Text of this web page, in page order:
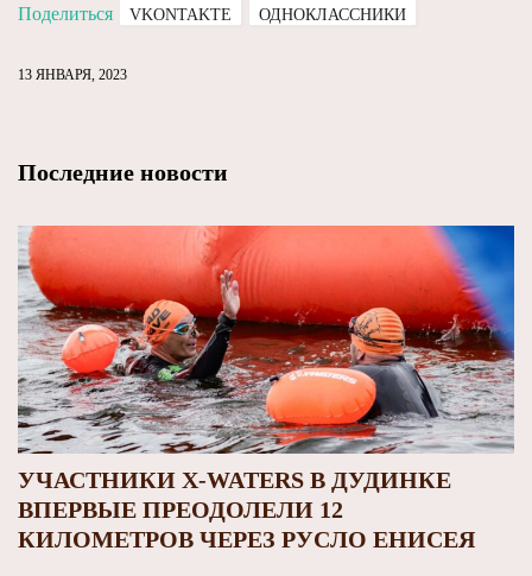
Поделиться VKONTAKTE ОДНОКЛАССНИКИ
13 ЯНВАРЯ, 2023
Последние новости
УЧАСТНИКИ X-WATERS В ДУДИНКЕ
ВПЕРВЫЕ ПРЕОДОЛЕЛИ 12
КИЛОМЕТРОВ ЧЕРЕЗ РУСЛО ЕНИСЕЯ